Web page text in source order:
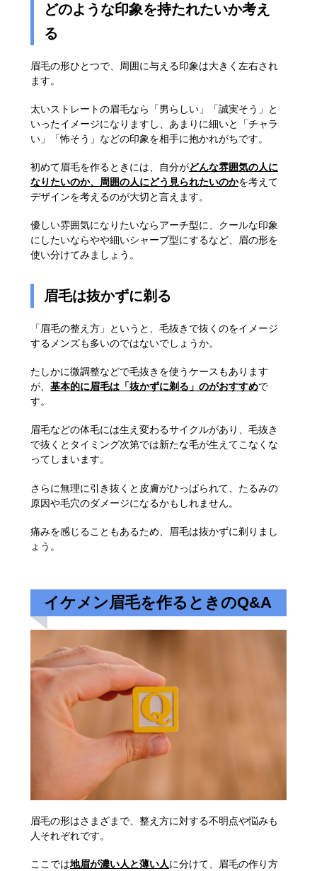
どのような印象を持たれたいか考え
る
眉毛の形ひとつで、周囲に与える印象は大きく左右され
ます。
太いストレートの眉毛なら「男らしい」「誠実そう」と
いったイメージになりますし、あまりに細いと「チャラ
い」「怖そう」などの印象を相手に抱かれがちです。
初めて眉毛を作るときには、自分がどんな雰囲気の人に
なりたいのか、周囲の人にどう見られたいのかを考えて
デザインを考えるのが大切と言えます。
優しい雰囲気になりたいならアーチ型に、クールな印象
にしたいならやや細いシャープ型にするなど、眉の形を
使い分けてみましょう。
眉毛は抜かずに剃る
「眉毛の整え方」というと、毛抜きで抜くのをイメージ
するメンズも多いのではないでしょうか。
たしかに微調整などで毛抜きを使うケースもあります
が、 基本的に眉毛は「抜かずに剃る」のがおすすめで
す。
眉毛などの体毛には生え変わるサイクルがあり、毛抜き
で抜くとタイミング次第では新たな毛が生えてこなくな
ってしまいます。
さらに無理に引き抜くと皮膚がひっぱられて、たるみの
原因や毛穴のダメージになるかもしれません。
痛みを感じることもあるため、眉毛は抜かずに剃りまし
ょう。
イケメン眉毛を作るときのQ&A
眉毛の形はさまざまで、整え方に対する不明点や悩みも
人それぞれです。
ここでは地眉が濃い人と薄い人に分けて、眉毛の作り方